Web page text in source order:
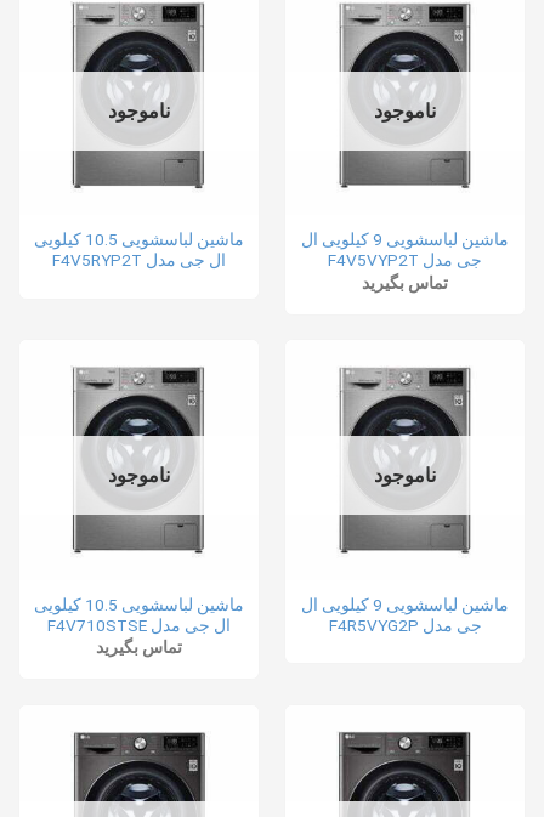
ناموجود
ماشین لباسشویی 9 کیلویی ال
جی مدل F4V5VYP2T
تماس بگیرید
ناموجود
ماشین لباسشویی 10.5 کیلویی
ال جی مدل F4V5RYP2T
ناموجود
ماشین لباسشویی 9 کیلویی ال
جی مدل F4R5VYG2P
ناموجود
ماشین لباسشویی 10.5 کیلویی
ال جی مدل F4V710STSE
تماس بگیرید